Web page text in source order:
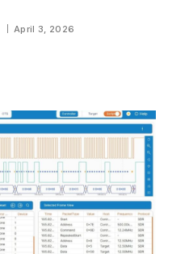
April 3, 2026